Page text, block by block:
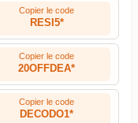
Copier le code
RESI5*
Copier le code
20OFFDEA*
Copier le code
DECODO1*